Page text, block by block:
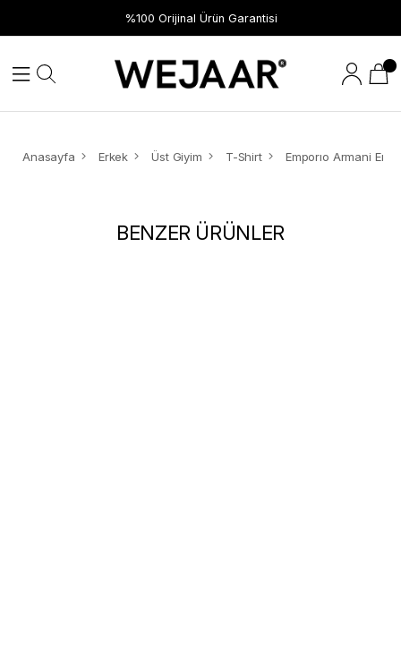
%100 Orijinal Ürün Garantisi
Anasayfa Erkek Üst Giyim T-Shirt
BENZER ÜRÜNLER